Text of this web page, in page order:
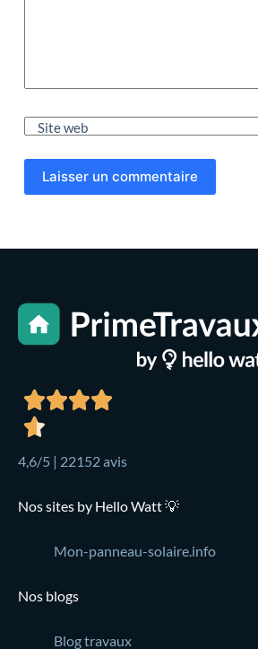
Site web
Laisser un commentaire
4,6/5 | 22152 avis
Nos sites by Hello Watt 💡
Mon-panneau-solaire.info
Nos blogs
Blog travaux